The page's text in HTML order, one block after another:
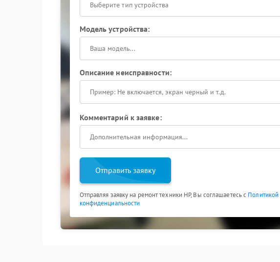
Выберите тип устройства
Модель устройства:
Описание неисправности:
Комментарий к заявке:
Отправить заявку
Отправляя заявку на ремонт техники HP, Вы соглашаетесь с Политикой
конфиденциальности